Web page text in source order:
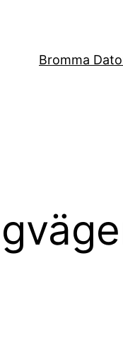
Bromma